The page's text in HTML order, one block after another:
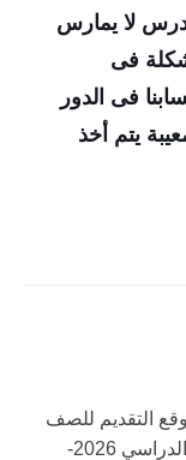
لا يمارس
فى
فى الدور
يتم أخذ
التقديم للصف
الأول الثانوى للعام الدراسي 2026-